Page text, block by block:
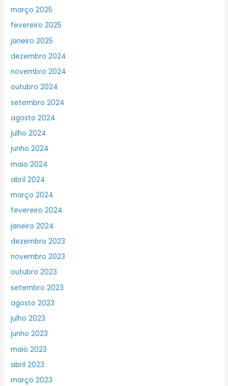
março 2025
fevereiro 2025
janeiro 2025
dezembro 2024
novembro 2024
outubro 2024
setembro 2024
agosto 2024
julho 2024
junho 2024
maio 2024
abril 2024
março 2024
fevereiro 2024
janeiro 2024
dezembro 2023
novembro 2023
outubro 2023
setembro 2023
agosto 2023
julho 2023
junho 2023
maio 2023
abril 2023
março 2023